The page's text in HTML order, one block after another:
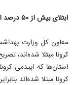
ابتلای بیش از ۵۰ درصد افراد برخی استان‌‌ها به کرونا
کرونا مبتلا شده‌‌اند،